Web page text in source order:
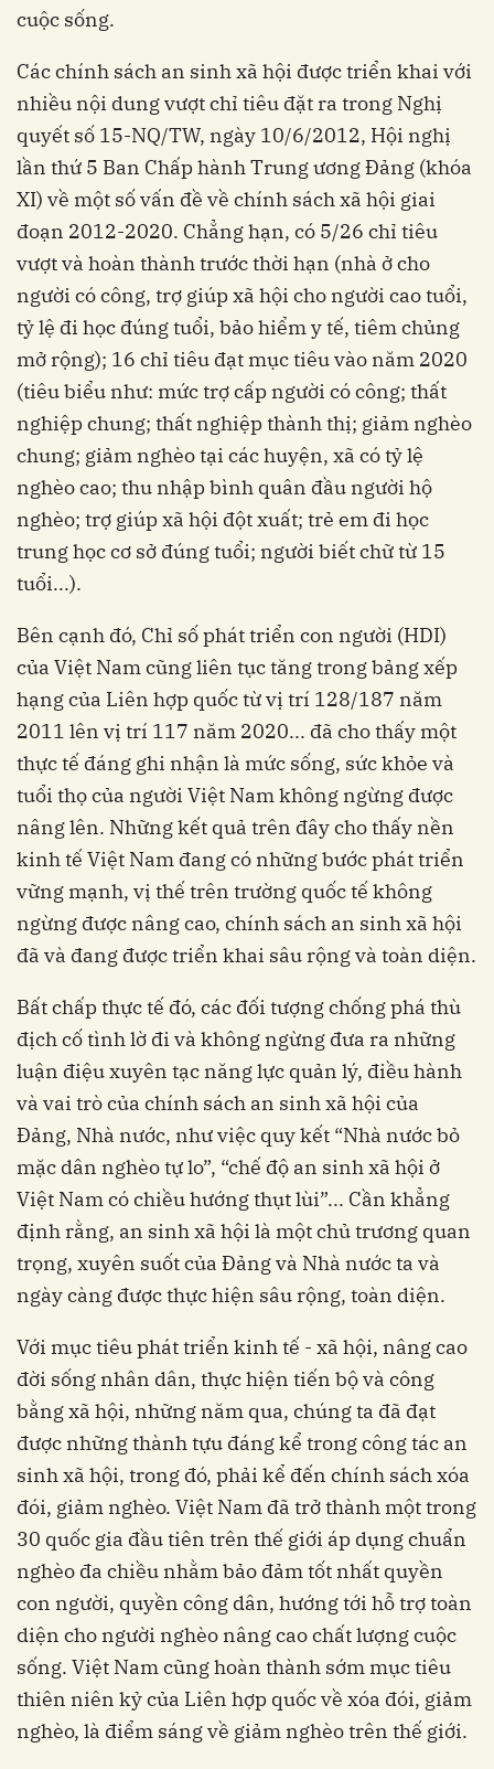
cuộc sống.
Các chính sách an sinh xã hội được triển khai với
nhiều nội dung vượt chỉ tiêu đặt ra trong Nghị
quyết số 15-NQ/TW, ngày 10/6/2012, Hội nghị
lần thứ 5 Ban Chấp hành Trung ương Ðảng (khóa
XI) về một số vấn đề về chính sách xã hội giai
đoạn 2012-2020. Chẳng hạn, có 5/26 chỉ tiêu
vượt và hoàn thành trước thời hạn (nhà ở cho
người có công, trợ giúp xã hội cho người cao tuổi,
tỷ lệ đi học đúng tuổi, bảo hiểm y tế, tiêm chủng
mở rộng); 16 chỉ tiêu đạt mục tiêu vào năm 2020
(tiêu biểu như: mức trợ cấp người có công; thất
nghiệp chung; thất nghiệp thành thị; giảm nghèo
chung; giảm nghèo tại các huyện, xã có tỷ lệ
nghèo cao; thu nhập bình quân đầu người hộ
nghèo; trợ giúp xã hội đột xuất; trẻ em đi học
trung học cơ sở đúng tuổi; người biết chữ từ 15
tuổi...).
Bên cạnh đó, Chỉ số phát triển con người (HDI)
của Việt Nam cũng liên tục tăng trong bảng xếp
hạng của Liên hợp quốc từ vị trí 128/187 năm
2011 lên vị trí 117 năm 2020... đã cho thấy một
thực tế đáng ghi nhận là mức sống, sức khỏe và
tuổi thọ của người Việt Nam không ngừng được
nâng lên. Những kết quả trên đây cho thấy nền
kinh tế Việt Nam đang có những bước phát triển
vững mạnh, vị thế trên trường quốc tế không
ngừng được nâng cao, chính sách an sinh xã hội
đã và đang được triển khai sâu rộng và toàn diện.
Bất chấp thực tế đó, các đối tượng chống phá thù
địch cố tình lờ đi và không ngừng đưa ra những
luận điệu xuyên tạc năng lực quản lý, điều hành
và vai trò của chính sách an sinh xã hội của
Ðảng, Nhà nước, như việc quy kết “Nhà nước bỏ
mặc dân nghèo tự lo”, “chế độ an sinh xã hội ở
Việt Nam có chiều hướng thụt lùi”... Cần khẳng
định rằng, an sinh xã hội là một chủ trương quan
trọng, xuyên suốt của Ðảng và Nhà nước ta và
ngày càng được thực hiện sâu rộng, toàn diện.
Với mục tiêu phát triển kinh tế - xã hội, nâng cao
đời sống nhân dân, thực hiện tiến bộ và công
bằng xã hội, những năm qua, chúng ta đã đạt
được những thành tựu đáng kể trong công tác an
sinh xã hội, trong đó, phải kể đến chính sách xóa
đói, giảm nghèo. Việt Nam đã trở thành một trong
30 quốc gia đầu tiên trên thế giới áp dụng chuẩn
nghèo đa chiều nhằm bảo đảm tốt nhất quyền
con người, quyền công dân, hướng tới hỗ trợ toàn
diện cho người nghèo nâng cao chất lượng cuộc
sống. Việt Nam cũng hoàn thành sớm mục tiêu
thiên niên kỷ của Liên hợp quốc về xóa đói, giảm
nghèo, là điểm sáng về giảm nghèo trên thế giới.